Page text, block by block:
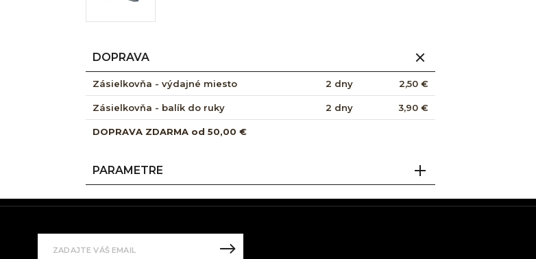
DOPRAVA
Zásielkovňa - výdajné miesto 2 dny 2,50 €
Zásielkovňa - balík do ruky 2 dny 3,90 €
DOPRAVA ZDARMA od 50,00 €
PARAMETRE